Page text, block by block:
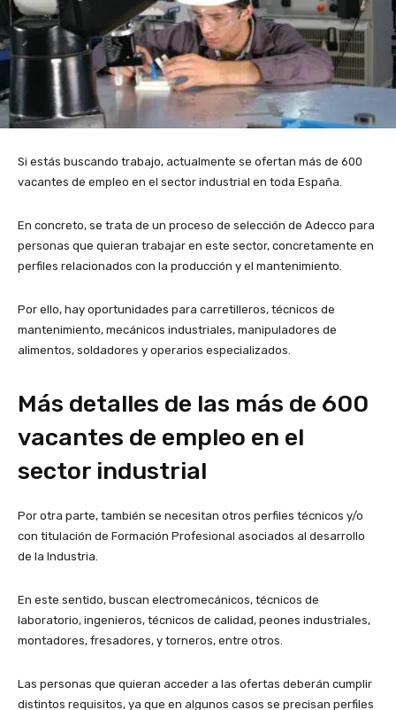
Si estás buscando trabajo, actualmente se ofertan más de 600
vacantes de empleo en el sector industrial en toda España.
En concreto, se trata de un proceso de selección de Adecco para
personas que quieran trabajar en este sector, concretamente en
perfiles relacionados con la producción y el mantenimiento.
Por ello, hay oportunidades para carretilleros, técnicos de
mantenimiento, mecánicos industriales, manipuladores de
alimentos, soldadores y operarios especializados.
Más detalles de las más de 600
vacantes de empleo en el
sector industrial
Por otra parte, también se necesitan otros perfiles técnicos y/o
con titulación de Formación Profesional asociados al desarrollo
de la Industria.
En este sentido, buscan electromecánicos, técnicos de
laboratorio, ingenieros, técnicos de calidad, peones industriales,
montadores, fresadores, y torneros, entre otros.
Las personas que quieran acceder a las ofertas deberán cumplir
distintos requisitos, ya que en algunos casos se precisan perfiles